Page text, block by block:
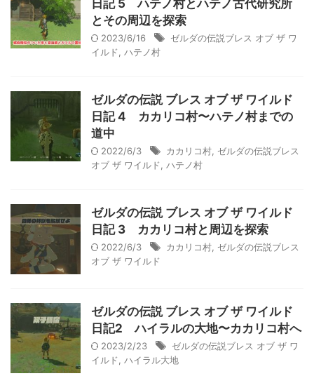
日記 5 ハテノ村とハテノ古代研究所
とその周辺を探索
2023/6/16
ゼルダの伝説ブレス オブ ザ ワ
イルド
ハテノ村
ゼルダの伝説 ブレス オブ ザ ワイルド
日記 4 カカリコ村〜ハテノ村までの
道中
2022/6/3 カカリコ村 ゼルダの伝説ブレス
オブ ザ ワイルド
ハテノ村
ゼルダの伝説 ブレス オブ ザ ワイルド
日記 3 カカリコ村と周辺を探索
2022/6/3 カカリコ村 ゼルダの伝説ブレス
オブ ザ ワイルド
ゼルダの伝説 ブレス オブ ザ ワイルド
日記2 ハイラルの大地〜カカリコ村へ
2023/2/23
ゼルダの伝説ブレス オブ ザ ワ
イルド
ハイラル大地